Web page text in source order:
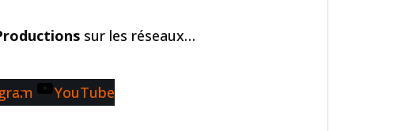
sur les réseaux…
YouTube